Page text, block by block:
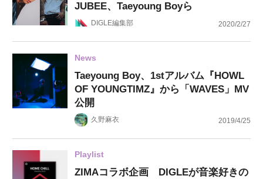
JUBEE、Taeyoung Boyら
DIGLE編集部 2020/2/27
News
Taeyoung Boy、1stアルバム『HOWL
OF YOUNGTIMZ』から「WAVES」MV
公開
久野麻衣 2019/4/25
Playlist
ZIMAコラボ企画 DIGLEが音楽好きの